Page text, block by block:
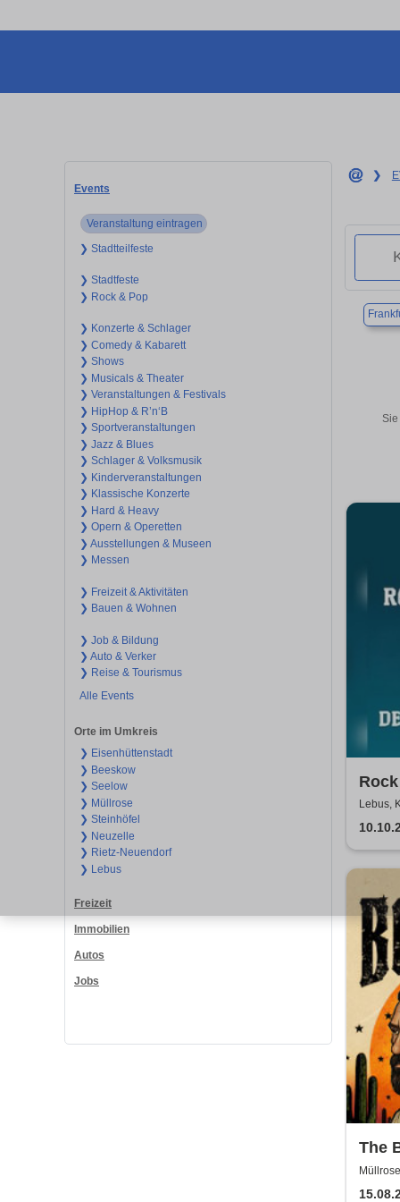
Events
Veranstaltung eintragen
❯ Stadtteilfeste
❯ Stadtfeste
❯ Rock & Pop
❯ Konzerte & Schlager
❯ Comedy & Kabarett
❯ Shows
❯ Musicals & Theater
❯ Veranstaltungen & Festivals
❯ HipHop & R’n‘B
❯ Sportveranstaltungen
❯ Jazz & Blues
❯ Schlager & Volksmusik
❯ Kinderveranstaltungen
❯ Klassische Konzerte
❯ Hard & Heavy
❯ Opern & Operetten
❯ Ausstellungen & Museen
❯ Messen
❯ Freizeit & Aktivitäten
❯ Bauen & Wohnen
❯ Job & Bildung
❯ Auto & Verker
❯ Reise & Tourismus
Alle Events
Orte im Umkreis
❯ Eisenhüttenstadt
❯ Beeskow
❯ Seelow
❯ Müllrose
❯ Steinhöfel
❯ Neuzelle
❯ Rietz-Neuendorf
❯ Lebus
Freizeit
Immobilien
Autos
Jobs
❯
Lebus,
The